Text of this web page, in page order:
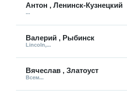
Антон , Ленинск-Кузнецкий
...
Валерий , Рыбинск
Lincoln,...
Вячеслав , Златоуст
Всем...